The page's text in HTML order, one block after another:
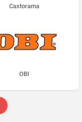
Castorama
OBI